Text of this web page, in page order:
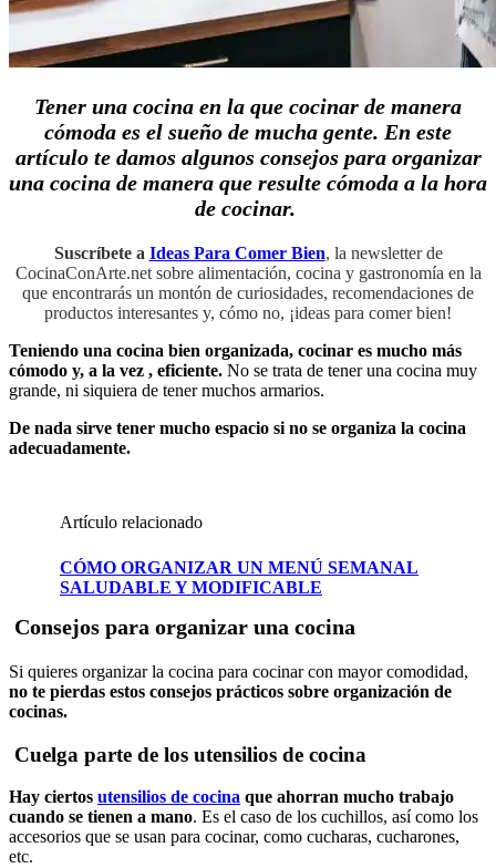
Tener una cocina en la que cocinar de manera
cómoda es el sueño de mucha gente. En este
artículo te damos algunos consejos para organizar
una cocina de manera que resulte cómoda a la hora
de cocinar.
Suscríbete a Ideas Para Comer Bien, la newsletter de
CocinaConArte.net sobre alimentación, cocina y gastronomía en la
que encontrarás un montón de curiosidades, recomendaciones de
productos interesantes y, cómo no, ¡ideas para comer bien!
Teniendo una cocina bien organizada, cocinar es mucho más
cómodo y, a la vez , eficiente. No se trata de tener una cocina muy
grande, ni siquiera de tener muchos armarios.
De nada sirve tener mucho espacio si no se organiza la cocina
adecuadamente.
Artículo relacionado
CÓMO ORGANIZAR UN MENÚ SEMANAL
SALUDABLE Y MODIFICABLE
Consejos para organizar una cocina
Si quieres organizar la cocina para cocinar con mayor comodidad,
no te pierdas estos consejos prácticos sobre organización de
cocinas.
Cuelga parte de los utensilios de cocina
Hay ciertos utensilios de cocina que ahorran mucho trabajo
cuando se tienen a mano. Es el caso de los cuchillos, así como los
accesorios que se usan para cocinar, como cucharas, cucharones,
etc.